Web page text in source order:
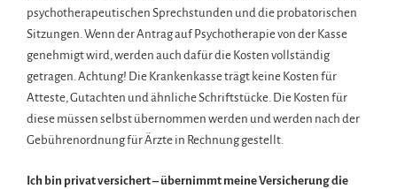
psychotherapeutischen Sprechstunden und die probatorischen
Sitzungen. Wenn der Antrag auf Psychotherapie von der Kasse
genehmigt wird, werden auch dafür die Kosten vollständig
getragen. Achtung! Die Krankenkasse trägt keine Kosten für
Atteste, Gutachten und ähnliche Schriftstücke. Die Kosten für
diese müssen selbst übernommen werden und werden nach der
Gebührenordnung für Ärzte in Rechnung gestellt.
Ich bin privat versichert – übernimmt meine Versicherung die